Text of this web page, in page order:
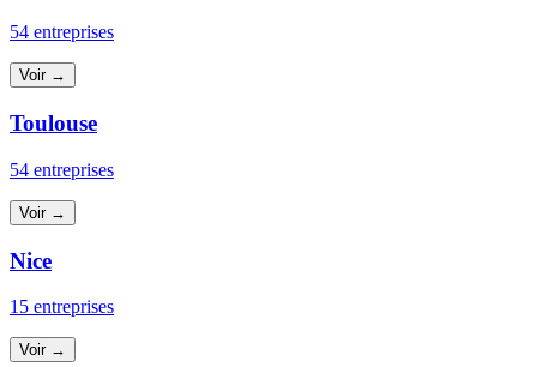
54 entreprises
Voir →
Toulouse
54 entreprises
Voir →
Nice
15 entreprises
Voir →